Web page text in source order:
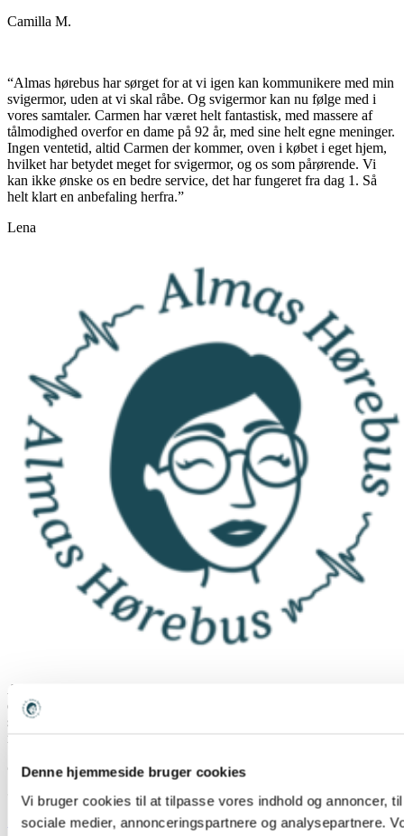
Denne hjemmeside bruger cookies
Vi bruger cookies til at tilpasse vores indhold og annoncer,
sociale medier, annonceringspartnere og analysepartnere.
Camilla M.
“Almas hørebus har sørget for at vi igen kan kommunikere med min
svigermor, uden at vi skal råbe. Og svigermor kan nu følge med i
vores samtaler. Carmen har været helt fantastisk, med massere af
tålmodighed overfor en dame på 92 år, med sine helt egne meninger.
Ingen ventetid, altid Carmen der kommer, oven i købet i eget hjem,
hvilket har betydet meget for svigermor, og os som pårørende. Vi
kan ikke ønske os en bedre service, det har fungeret fra dag 1. Så
helt klart en anbefaling herfra.”
Lena
Almas Hørebus er en familiedrevet mobil høreklinik. Vores mission
er at forenkle køb af høreapparater og gøre processen så transparent
som muligt. Det ønsker vi at gøre, på en personlig og nærværende
måde.
CVR:43297317
Ydelser
Høreapparater